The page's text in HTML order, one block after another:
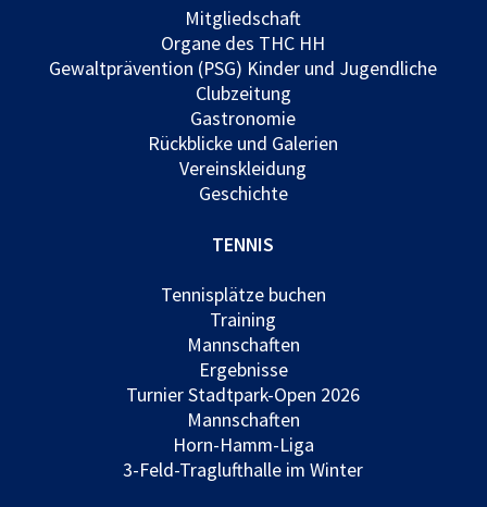
Mitgliedschaft
Organe des THC HH
Gewaltprävention (PSG) Kinder und Jugendliche
Clubzeitung
Gastronomie
Rückblicke und Galerien
Vereinskleidung
Geschichte
TENNIS
Tennisplätze buchen
Training
Mannschaften
Ergebnisse
Turnier Stadtpark-Open 2026
Mannschaften
Horn-Hamm-Liga
3-Feld-Traglufthalle im Winter